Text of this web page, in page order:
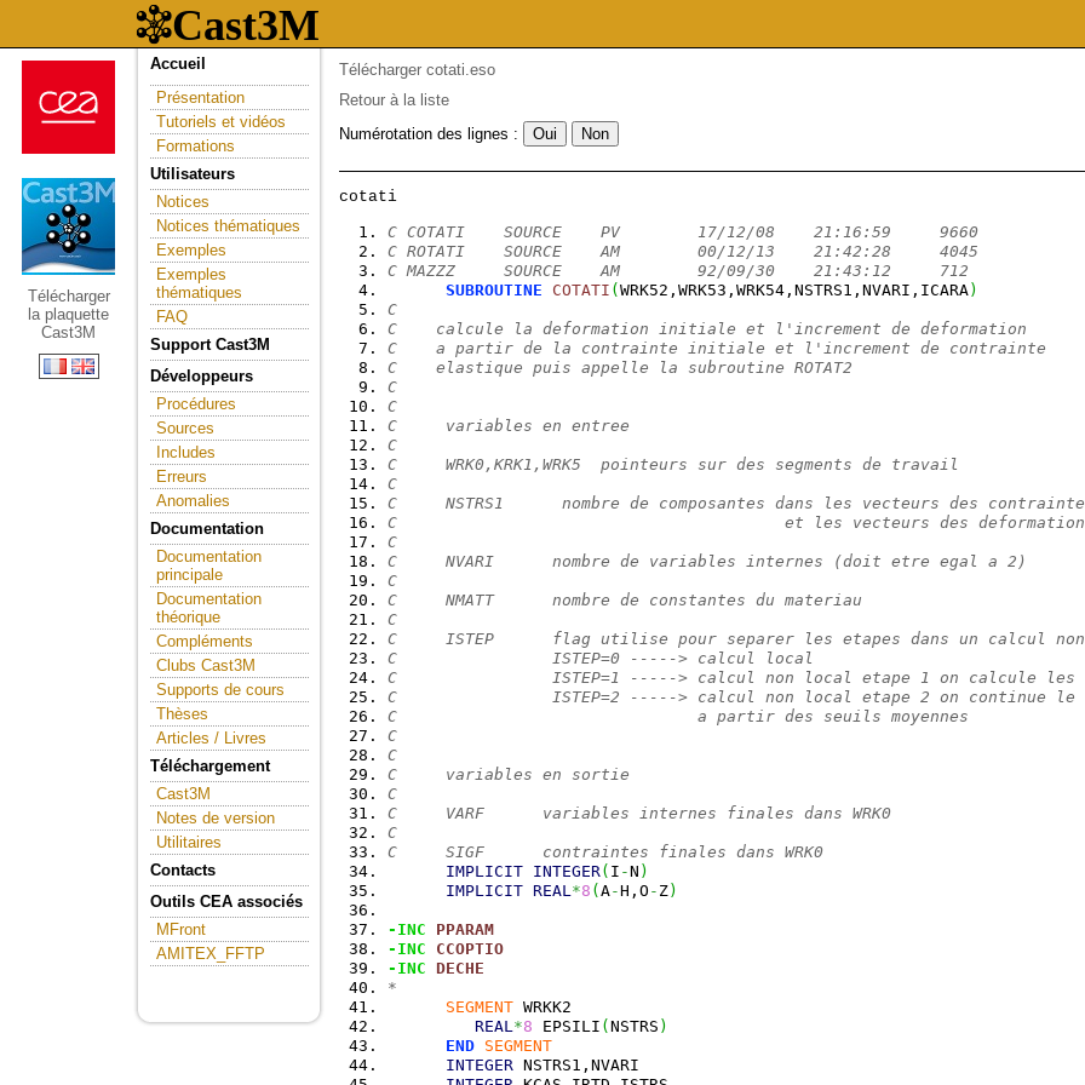
Télécharger
la plaquette
Cast3M
Accueil
Présentation
Tutoriels et vidéos
Formations
Utilisateurs
Notices
Notices thématiques
Exemples
Exemples
thématiques
FAQ
Support Cast3M
Développeurs
Procédures
Sources
Includes
Erreurs
Anomalies
Documentation
Documentation
principale
Documentation
théorique
Compléments
Clubs Cast3M
Supports de cours
Thèses
Articles / Livres
Téléchargement
Cast3M
Notes de version
Utilitaires
Contacts
Outils CEA associés
MFront
AMITEX_FFTP
Télécharger cotati.eso
Retour à la liste
Numérotation des lignes :
C COTATI    SOURCE    PV        17/12/08    21:16:59     9660
C ROTATI    SOURCE    AM        00/12/13    21:42:28     4045
C MAZZZ     SOURCE    AM        92/09/30    21:43:12     712
SUBROUTINE
COTATI (WRK52,WRK53,WRK54,NSTRS1,NVARI,ICARA)
C
C    calcule la deformation initiale et l'increment de deformation
C    a partir de la contrainte initiale et l'increment de contrainte
C    elastique puis appelle la subroutine ROTAT2
C
C
C     variables en entree
C
C     WRK0,KRK1,WRK5  pointeurs sur des segments de travail
C
C     NSTRS1      nombre de composantes dans les vecteurs des
C                                        et les vecteurs des
C
C     NVARI      nombre de variables internes (doit etre egal a 2)
C
C     NMATT      nombre de constantes du materiau
C
C     ISTEP      flag utilise pour separer les etapes dans un calcul
C                ISTEP=0 -----> calcul local
C                ISTEP=1 -----> calcul non local etape 1 on calcule les
C                ISTEP=2 -----> calcul non local etape 2 on continue le
C                               a partir des seuils moyennes
C
C
C     variables en sortie
C
C     VARF      variables internes finales dans WRK0
C
C     SIGF      contraintes finales dans WRK0
IMPLICIT INTEGER( I -N )
IMPLICIT REAL *8 (A-H,O - Z)
-INC
PPARAM
-INC
CCOPTIO
-INC DECHE
*
SEGMENT WRKK2
REAL *8 EPSILI (NSTRS )
END SEGMENT
INTEGER NSTRS1,NVARI